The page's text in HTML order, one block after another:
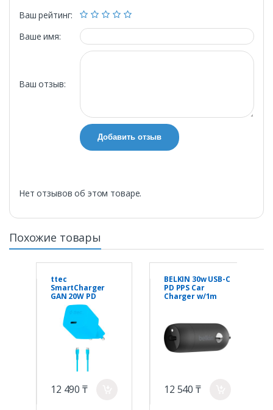
Ваш рейтинг:
Ваше имя:
Ваш отзыв:
Добавить отзыв
Нет отзывов об этом товаре.
Похожие товары
ttec
SmartCharger
GAN 20W PD
Travel Fast
Charger + USB-C -
USB-C 3A Cable
120cm, Neon Blue
12 490 ₸
BELKIN 30w USB-C
PD PPS Car
Charger w/1m
12 540 ₸